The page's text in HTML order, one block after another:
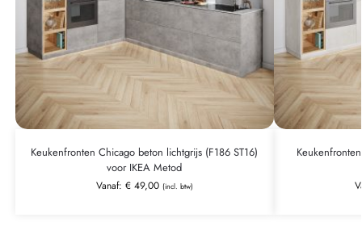
Keukenfronten Chicago beton lichtgrijs (F186 ST16)
voor IKEA Metod
Vanaf: €49,00 (incl. btw)